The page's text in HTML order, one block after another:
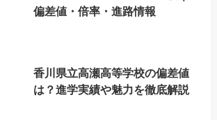
偏差値・倍率・進路情報
香川県立高瀬高等学校の偏差値
は？進学実績や魅力を徹底解説